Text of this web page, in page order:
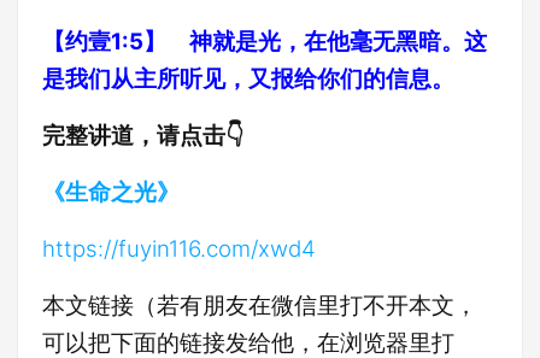
【约壹1:5】 神就是光，在他毫无黑暗。这
是我们从主所听见，又报给你们的信息。
完整讲道，请点击👇
《生命之光》
https://fuyin116.com/xwd4
本文链接（若有朋友在微信里打不开本文，
可以把下面的链接发给他，在浏览器里打